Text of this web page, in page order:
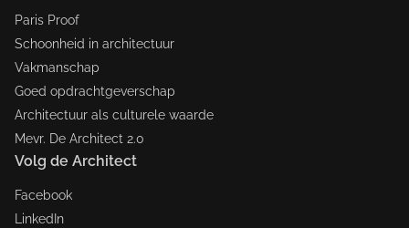
Paris Proof
Schoonheid in architectuur
Vakmanschap
Goed opdrachtgeverschap
Architectuur als culturele waarde
Mevr. De Architect 2.0
Volg de Architect
Facebook
LinkedIn